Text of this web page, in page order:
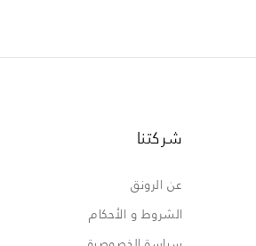
شركتنا
عن الرونق
الشروط و الأحكام